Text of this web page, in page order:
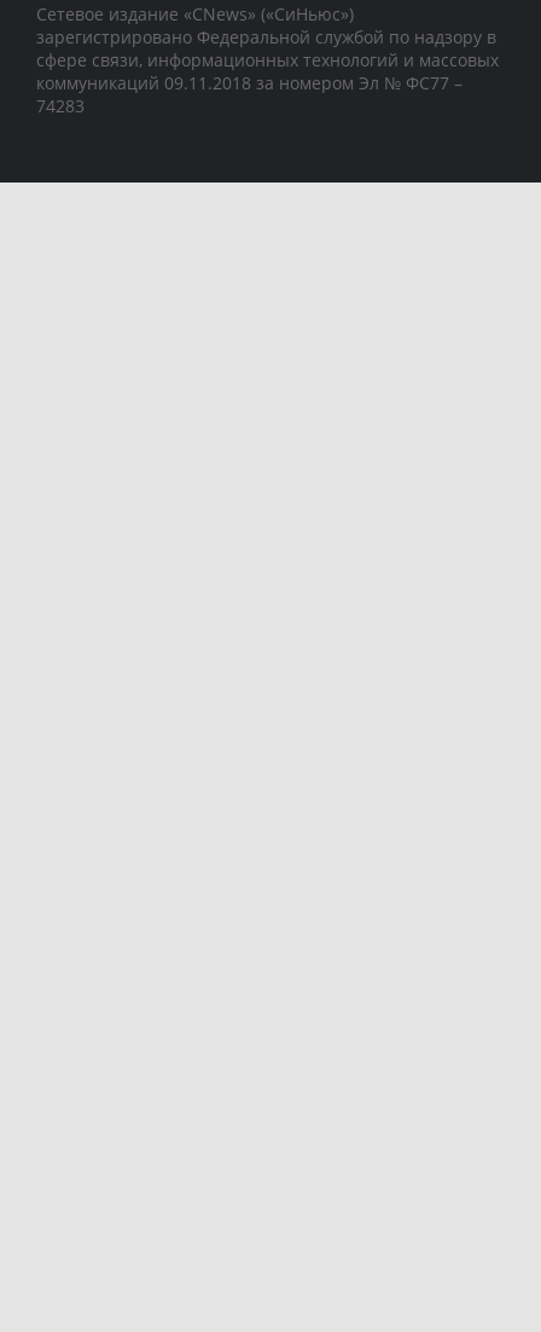
Сетевое издание «CNews» («СиНьюс»)
зарегистрировано Федеральной службой по надзору в
сфере связи, информационных технологий и массовых
коммуникаций 09.11.2018 за номером Эл № ФС77 –
74283